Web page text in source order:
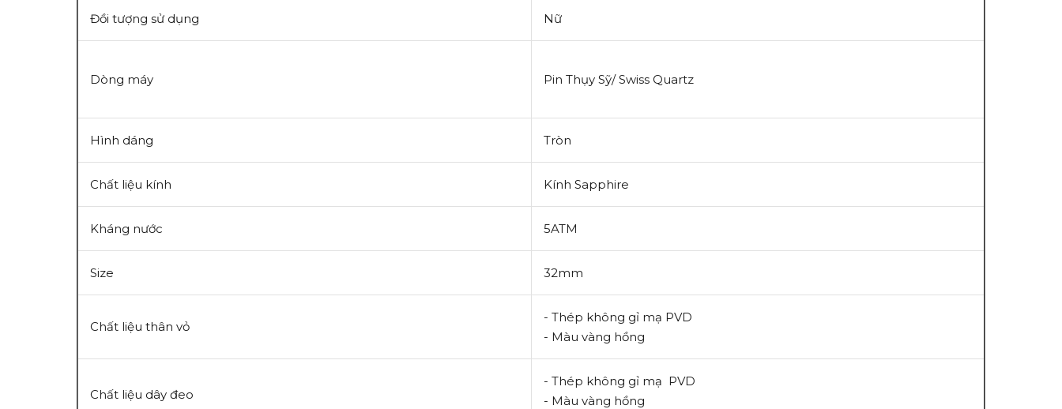
Đồi tượng sử dụng Nữ
Dòng máy Pin Thụy Sỹ/ Swiss Quartz
Hình dáng Tròn
Chất liệu kính Kính Sapphire
Kháng nước 5ATM
Size 32mm
Chất liệu thân vỏ
- Thép không gỉ mạ PVD
- Màu vàng hồng
Chất liệu dây đeo
- Thép không gỉ mạ PVD
- Màu vàng hồng